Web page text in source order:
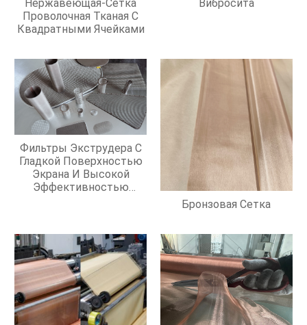
Нержавеющая-Сетка
Проволочная Тканая С
Квадратными Ячейками
Вибросита
Фильтры Экструдера С
Гладкой Поверхностью
Экрана И Высокой
Эффективностью
Бронзовая Сетка